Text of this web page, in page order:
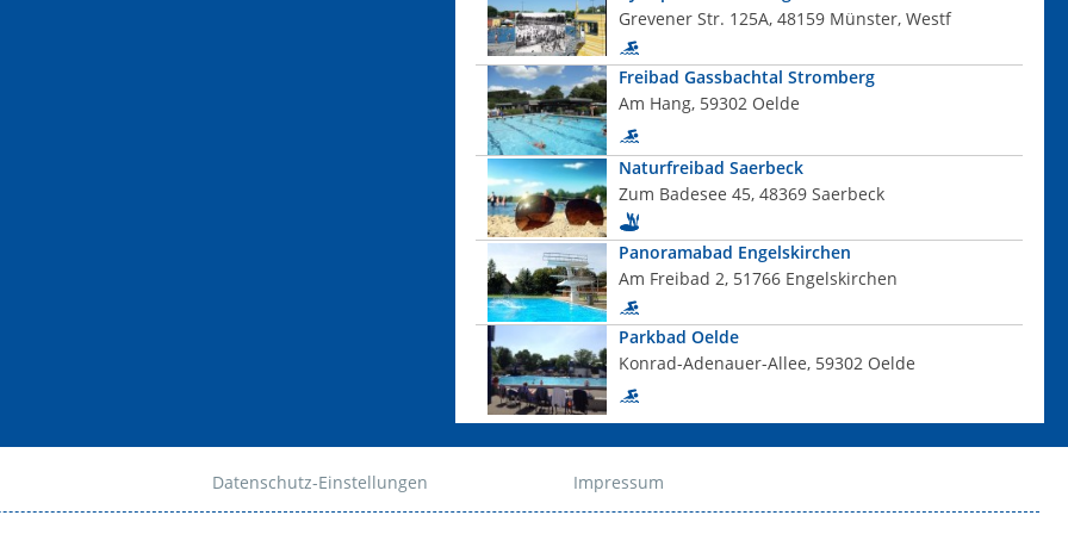
Grevener Str. 125A, 48159 Münster, Westf
Freibad Gassbachtal Stromberg
Am Hang, 59302 Oelde
Naturfreibad Saerbeck
Zum Badesee 45, 48369 Saerbeck
Panoramabad Engelskirchen
Am Freibad 2, 51766 Engelskirchen
Parkbad Oelde
Konrad-Adenauer-Allee, 59302 Oelde
Datenschutz-Einstellungen Impressum